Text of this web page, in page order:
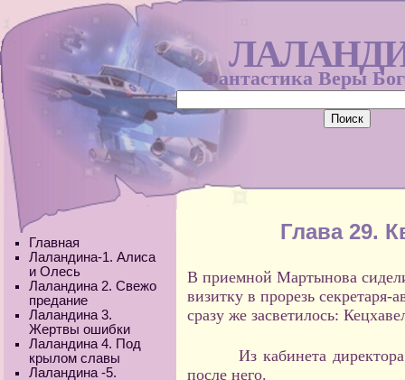
Фантастика Веры
Главная
Лаландина-1. Алиса
и Олесь
Лаландина 2. Свежо
предание
Лаландина 3.
Жертвы ошибки
Лаландина 4. Под
крылом славы
Лаландина -5.
Глава 29.
В приемной Мартынова
визитку в прорезь секретаря-
сразу же засветилось:
Из кабинета
после него.